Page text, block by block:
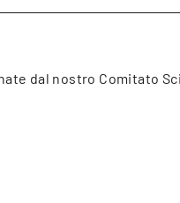
dal nostro Comitato